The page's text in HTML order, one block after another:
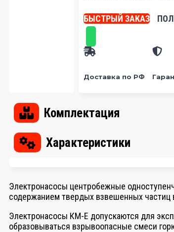
БЫСТРЫЙ ЗАКАЗ
Доставка по РФ
Комплектация
Характеристики
Электронасосы центробежные
содержанием твердых взвешенных частиц
Электронасосы КМ-Е допускаются для
образовываться взрывоопасные смеси